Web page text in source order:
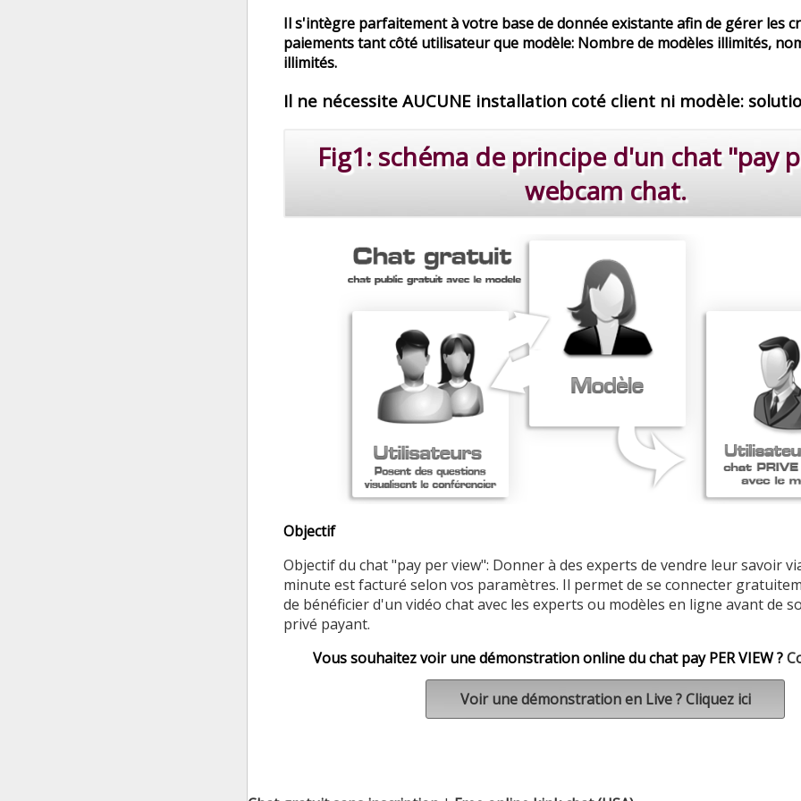
Il s'intègre parfaitement à votre base de donnée existante afin de gérer les
paiements tant côté utilisateur que modèle: Nombre de modèles illimités,
illimités.
Il ne nécessite AUCUNE installation coté client ni modèle:
Fig1: schéma de principe d'un chat "pay
webcam chat.
Objectif
Objectif du chat "pay per view": Donner à des experts de vendre leur savoir
minute est facturé selon vos paramètres. Il permet de se connecter
de bénéficier d'un vidéo chat avec les experts ou modèles en ligne avant de
privé payant.
Vous souhaitez voir unedémonstration online du chatpay PER VIEW?
Voir une démonstration en Live ? Cliquez ici